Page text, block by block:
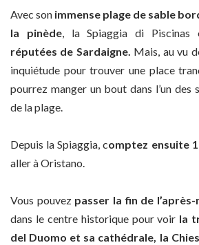
Avec son immense plage de sable
la pinède, la Spiaggia di Piscinas
réputées de Sardaigne. Mais, au vu
inquiétude pour trouver une place
pourrez manger un bout dans l’un des
de la plage.
Depuis la Spiaggia, comptez ensuite
aller à Oristano.
Vous pouvez passer la fin de
dans le centre historique pour voir la
del Duomo et sa cathédrale, la